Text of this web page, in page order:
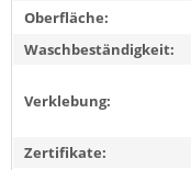
Oberfläche:
Waschbeständigkeit:
Verklebung:
Zertifikate: